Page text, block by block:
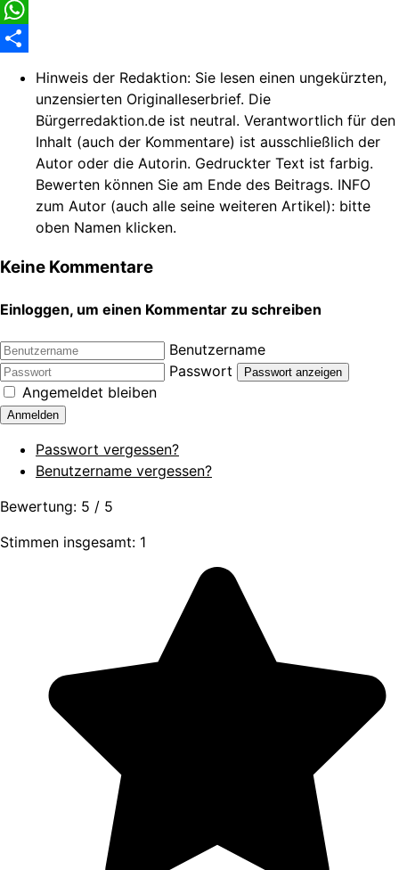
Facebook
WhatsApp
Hinweis der Redaktion: Sie lesen einen ungekürzten,
unzensierten Originalleserbrief. Die
Bürgerredaktion.de ist neutral. Verantwortlich für den
Inhalt (auch der Kommentare) ist ausschließlich der
Autor oder die Autorin. Gedruckter Text ist farbig.
Bewerten können Sie am Ende des Beitrags. INFO
zum Autor (auch alle seine weiteren Artikel): bitte
oben Namen klicken.
Keine Kommentare
Einloggen, um einen Kommentar zu schreiben
Benutzername
Passwort
Passwort anzeigen
Angemeldet bleiben
Anmelden
Passwort vergessen?
Benutzername vergessen?
Bewertung: 5 / 5
Stimmen insgesamt: 1